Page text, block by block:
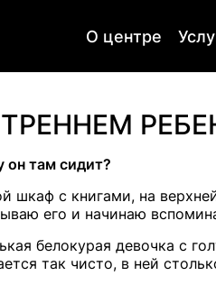
О центре
Арт терапия
Паническая атака
Сексуальность
Психолог для
он там сидит?
шкаф с книгами, на
его и начинаю
белокурая девочка с
так чисто, в ней